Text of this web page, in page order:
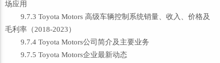
场应用
9.7.3 Toyota Motors 高级车辆控制系统销量、收入、价格及
毛利率（2018-2023）
9.7.4 Toyota Motors公司简介及主要业务
9.7.5 Toyota Motors企业最新动态